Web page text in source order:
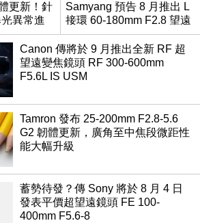
更新！針
異常進
Samyang 預告 8 月推出 L
接環 60-180mm F2.8 望遠
變焦鏡
Canon 傳將於 9 月推出全新 RF 超
望遠變焦鏡頭 RF 300-600mm
F5.6L IS USM
Tamron 發布 25-200mm F2.8-5.6
G2 韌體更新，廣角至中焦段微距性
能大幅升級
蓄勢待發？傳 Sony 將於 8 月 4 日
發表平價超望遠鏡頭 FE 100-
400mm F5.6-8